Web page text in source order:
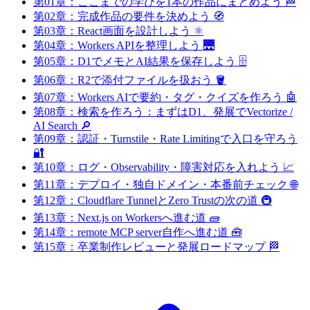
第02章：完成作品の要件を決めよう 🧭
第03章：React画面を設計しよう ⚛️
第04章：Workers APIを整理しよう 🌉
第05章：D1でメモとAI結果を保存しよう 🗄️
第06章：R2で添付ファイルを扱おう 🪣
第07章：Workers AIで要約・タグ・クイズを作ろう 🤖
第08章：検索を作ろう：まずはD1、発展でVectorize /
AI Search 🔎
第09章：認証・Turnstile・Rate Limitingで入口を守ろう
🔐
第10章：ログ・Observability・障害対応を入れよう 📈
第11章：デプロイ・独自ドメイン・本番前チェック 🌐
第12章：Cloudflare TunnelとZero Trustの次の道 🚇
第13章：Next.js on Workersへ進む道 🧱
第14章：remote MCP server自作へ進む道 🧰
第15章：卒業制作レビューと発展ロードマップ 🏁